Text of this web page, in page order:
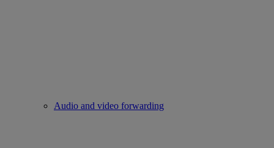
Audio and video forwarding